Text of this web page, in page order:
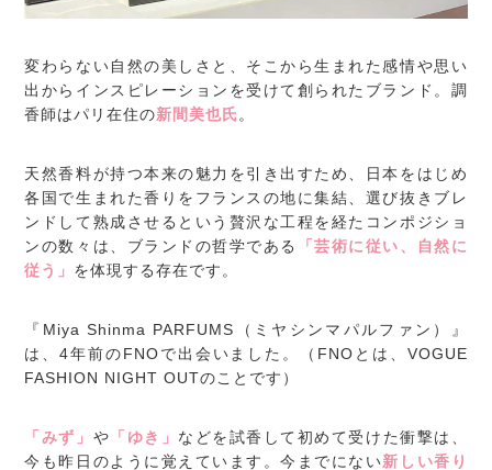
変わらない自然の美しさと、そこから生まれた感情や思い
出からインスピレーションを受けて創られたブランド。調
香師はパリ在住の新間美也氏 。
天然香料が持つ本来の魅力を引き出すため、日本をはじめ
各国で生まれた香りをフランスの地に集結、選び抜きブレ
ンドして熟成させるという贅沢な工程を経たコンポジショ
ンの数々は、ブランドの哲学である
「芸術に従い、自然に
従う」 を体現する存在です。
『Miya Shinma PARFUMS（ミヤシンマパルファン）』
は、4年前のFNOで出会いました。（FNOとは、VOGUE
FASHION NIGHT OUTのことです）
「みず」 や 「ゆき」 などを試香して初めて受けた衝撃は、
今も昨日のように覚えています。今までにない新しい香り